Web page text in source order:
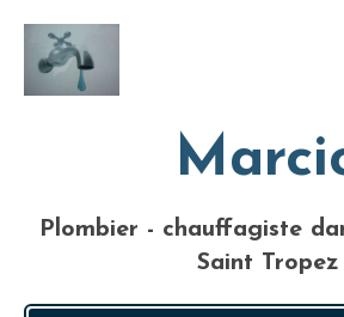
Plombier - chauffagiste
Saint Tropez